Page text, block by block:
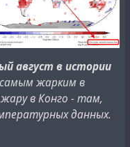
август в истории
жарким в
в Конго - там,
данных.